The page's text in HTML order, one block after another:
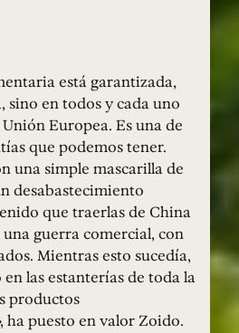
está garantizada,
sino en todos y cada uno
Europea. Es una de
que podemos tener.
una simple mascarilla de
desabastecimiento
que traerlas de China
guerra comercial, con
Mientras esto sucedía,
las estanterías de toda la
productos
ha puesto en valor Zoido.